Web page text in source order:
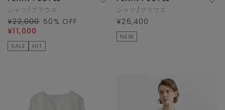
シャツ/ブラウス
¥22,000 50 % OFF
¥11,000
SALE HIT
シャツ/ブラウス
¥26,400
NEW